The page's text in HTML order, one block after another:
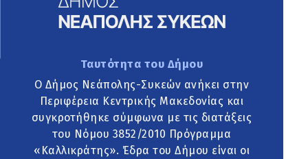
Ταυτότητα του Δήμου
Ο Δήμος Νεάπολης-Συκεών ανήκει στην
Περιφέρεια Κεντρικής Μακεδονίας και
συγκροτήθηκε σύμφωνα με τις διατάξεις
του Νόμου 3852/2010 Πρόγραμμα
«Καλλικράτης». Έδρα του Δήμου είναι οι